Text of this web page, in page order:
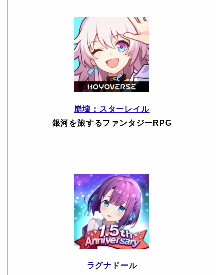
崩壊：スターレイル
銀河を旅するファンタジーRPG
ラグナドール